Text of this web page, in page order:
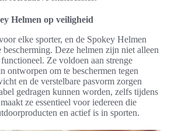
Helmen op veiligheid
elke sporter, en de Spokey Helmen
bescherming. Deze helmen zijn niet alleen
Ze voldoen aan strenge
ontworpen om te beschermen tegen
en de verstelbare pasvorm zorgen
gedragen kunnen worden, zelfs tijdens
ze essentieel voor iedereen die
en actief is in sporten.